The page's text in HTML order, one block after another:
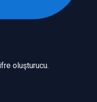
oluşturucu.